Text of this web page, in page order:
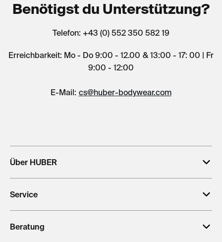
Benötigst du Unterstützung?
Telefon: +43 (0) 552 350 582 19
Erreichbarkeit: Mo - Do 9:00 - 12.00 & 13:00 - 17: 00 | Fr
9:00 - 12:00
E-Mail: cs@huber-bodywear.com
Über HUBER
Service
Beratung